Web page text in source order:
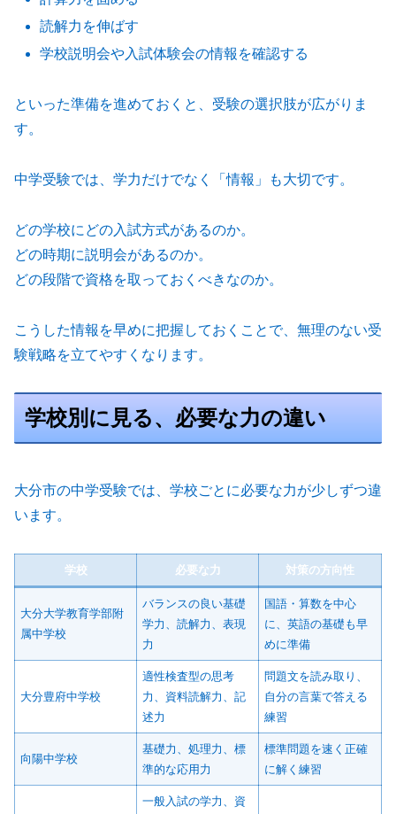
読解力を伸ばす
学校説明会や入試体験会の情報を確認する
といった準備を進めておくと、受験の選択肢が広がりま
す。
中学受験では、学力だけでなく「情報」も大切です。
どの学校にどの入試方式があるのか。
どの時期に説明会があるのか。
どの段階で資格を取っておくべきなのか。
こうした情報を早めに把握しておくことで、無理のない受
験戦略を立てやすくなります。
学校別に見る、必要な力の違い
大分市の中学受験では、学校ごとに必要な力が少しずつ違
います。
学校 必要な力 対策の方向性
大分大学教育学部附
属中学校
バランスの良い基礎
学力、読解力、表現
力
国語・算数を中心
に、英語の基礎も早
めに準備
大分豊府中学校
適性検査型の思考
力、資料読解力、記
述力
問題文を読み取り、
自分の言葉で答える
練習
向陽中学校
基礎力、処理力、標
準的な応用力
標準問題を速く正確
に解く練習
一般入試の学力、資